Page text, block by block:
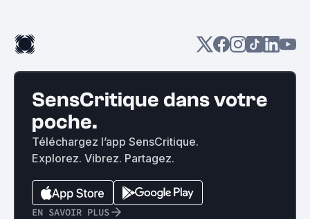
SensCritique dans votre
poche.
Téléchargez l’app SensCritique.
Explorez. Vibrez. Partagez.
EN SAVOIR PLUS